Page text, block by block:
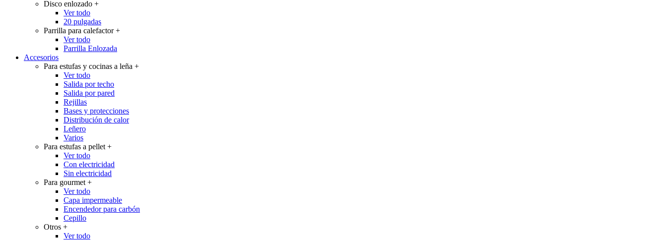
Disco enlozado +
Ver todo
20 pulgadas
Parrilla para calefactor+
Ver todo
Parrilla Enlozada
Accesorios
Para estufas y cocinas a leña +
Ver todo
Salida por techo
Salida por pared
Rejillas
Bases y protecciones
Distribución de calor
Leñero
Varios
Para estufas a pellet +
Ver todo
Con electricidad
Sin electricidad
Para gourmet +
Ver todo
Capa impermeable
Encendedor para carbón
Cepillo
Otros +
Ver todo